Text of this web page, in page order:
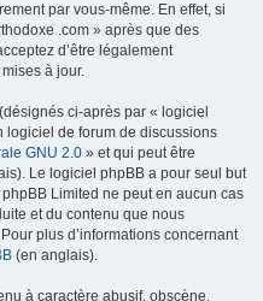
par vous-même. En effet, si
.com » après que des
d’être légalement
à jour.
ci-après par « logiciel
logiciel de forum de discussions
GNU 2.0 » et qui peut être
Le logiciel phpBB a pour seul but
Limited ne peut en aucun cas
et du contenu que nous
plus d’informations concernant
(en anglais).
à caractère abusif, obscène,